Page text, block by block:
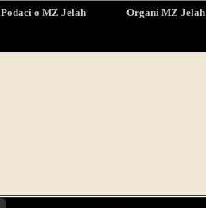
Podaci o MZ Jelah Organi MZ Jelah